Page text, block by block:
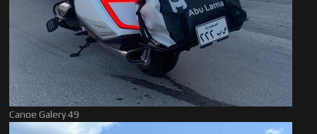
Canoe Galery 49